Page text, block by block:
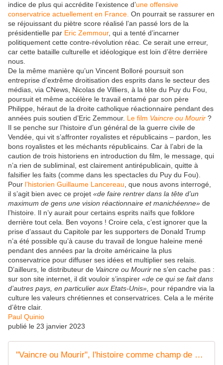
indice de plus qui accrédite l’existence d’une offensive
conservatrice actuellement en France. On pourrait se rassurer en
se réjouissant du piètre score réalisé l’an passé lors de la
présidentielle par Eric Zemmour, qui a tenté d’incarner
politiquement cette contre-révolution réac. Ce serait une erreur,
car cette bataille culturelle et idéologique est loin d’être derrière
nous.
De la même manière qu’un Vincent Bolloré poursuit son
entreprise d’extrême droitisation des esprits dans le secteur des
médias, via CNews, Nicolas de Villiers, à la tête du Puy du Fou,
poursuit et même accélère le travail entamé par son père
Philippe, héraut de la droite catholique réactionnaire pendant des
années puis soutien d’Eric Zemmour. Le film Vaincre ou Mourir ?
Il se penche sur l’histoire d’un général de la guerre civile de
Vendée, qui vit s’affronter royalistes et républicains – pardon, les
bons royalistes et les méchants républicains. Car à l’abri de la
caution de trois historiens en introduction du film, le message, qui
n’a rien de subliminal, est clairement antirépublicain, quitte à
falsifier les faits (comme dans les spectacles du Puy du Fou).
Pour l’historien Guillaume Lancereau , que nous avons interrogé,
il s’agit bien avec ce projet «de faire rentrer dans la tête d’un
maximum de gens une vision réactionnaire et manichéenne» de
l’histoire. Il n’y aurait pour certains esprits naïfs que folklore
derrière tout cela. Ben voyons ! Croire cela, c’est ignorer que la
prise d’assaut du Capitole par les supporters de Donald Trump
n’a été possible qu’à cause du travail de longue haleine mené
pendant des années par la droite américaine la plus
conservatrice pour diffuser ses idées et multiplier ses relais.
D’ailleurs, le distributeur de Vaincre ou Mourir ne s’en cache pas :
sur son site internet, il dit vouloir s’inspirer «de ce qui se fait dans
d’autres pays, en particulier aux Etats-Unis», pour répandre via la
culture les valeurs chrétiennes et conservatrices. Cela a le mérite
d’être clair.
Paul Quinio
publié le 23 janvier 2023
"Vaincre ou Mourir", l'histoire comme champ de bataille culturel pour les réacs